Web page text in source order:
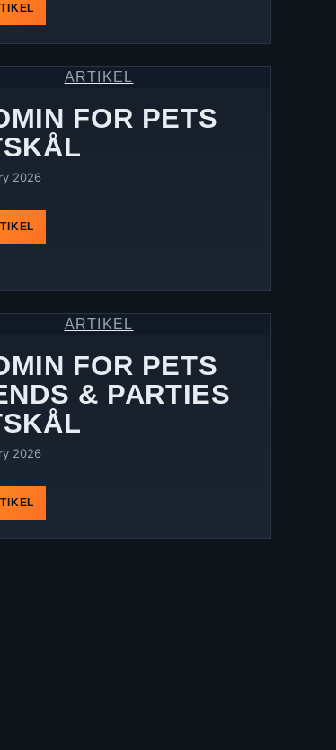
ARTIKEL
FOR PETS
2026
ARTIKEL
FOR PETS
& PARTIES
2026